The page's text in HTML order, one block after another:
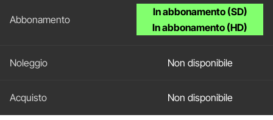
In abbonamento (SD)
In abbonamento (HD)
Non disponibile
Non disponibile